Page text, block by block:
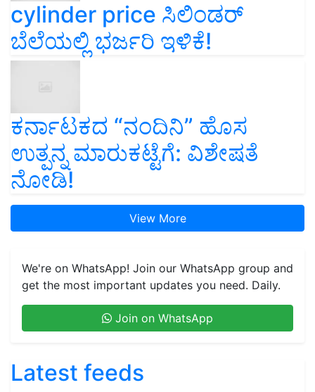
cylinder price ಸಿಲಿಂಡರ್‌
ಬೆಲೆಯಲ್ಲಿ ಭರ್ಜರಿ ಇಳಿಕೆ!
ಕರ್ನಾಟಕದ “ನಂದಿನಿ” ಹೊಸ
ಉತ್ಪನ್ನ ಮಾರುಕಟ್ಟೆಗೆ: ವಿಶೇಷತೆ
ನೋಡಿ!
View More
We're on WhatsApp! Join our WhatsApp group and
get the most important updates you need. Daily.
Join on WhatsApp
Latest feeds